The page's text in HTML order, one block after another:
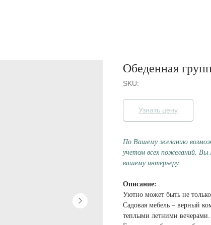
Обеденная
SKU:
Узнать цену
По Вашему желанию
учетом всех пожеланий.
вашему интерьеру.
Описание:
Уютно может быть не
Садовая мебель – верный
теплыми летними вечерами.